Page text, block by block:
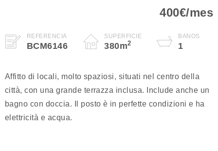
400€/mes
REFERENCIA
BCM6146
SUPERFICIE
380m2
BAÑOS
1
Affitto di locali, molto spaziosi, situati nel centro della
città, con una grande terrazza inclusa. Include anche un
bagno con doccia. Il posto è in perfette condizioni e ha
elettricità e acqua.